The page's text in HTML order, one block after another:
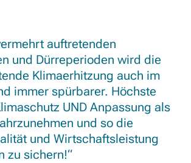
auftretenden
und Dürreperioden wird die
Klimaerhitzung auch im
immer spürbarer. Höchste
UND Anpassung als
und so die
und Wirtschaftsleistung
zu sichern!